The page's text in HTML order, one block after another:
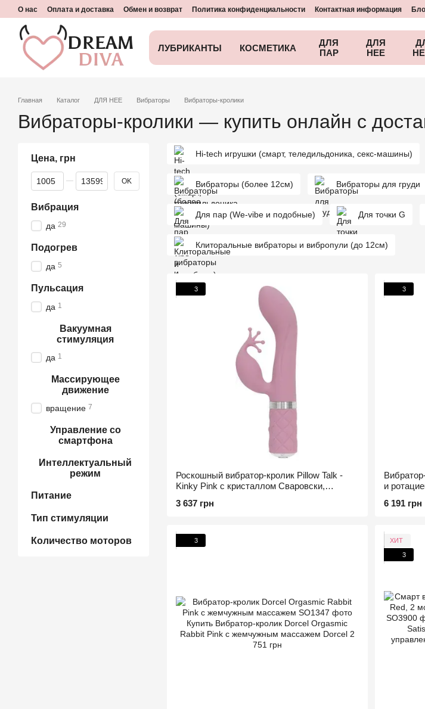
Перейти к основному контенту
О нас Оплата и доставка Обмен и возврат Политика конфиденциальности Контактная информация
ЛУБРИКАНТЫ КОСМЕТИКА
ДЛЯ
ПАР
ДЛЯ
НЕЕ
Главная Каталог ДЛЯ НЕЕ Вибраторы Вибраторы-кролики
Вибраторы-кролики — купить онлайн с
Hi-tech игрушки (смарт, теледильдоника, секс-машины)
Вибраторы (более 12см) Вибраторы для груди
Для пар (We-vibe и подобные) Для точки G
Клиторальные вибраторы и вибропули (до 12см)
3
Роскошный вибратор-кролик Pillow Talk -
Kinky Pink с кристаллом Сваровски,
3 637 грн
3
и
6 191 грн
3
ХИТ
3
Цена, грн
От Цена, грн
До Цена, грн OK
Вибрация
да 29
Подогрев
да 5
Пульсация
да 1
Вакуумная
стимуляция
да 1
Массирующее
движение
вращение 7
Управление со
смартфона
Интеллектуальный
режим
Питание
Тип стимуляции
Количество моторов